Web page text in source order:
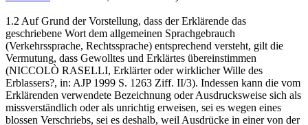
1.2 Auf Grund der Vorstellung, dass der Erklärende das
geschriebene Wort dem allgemeinen Sprachgebrauch
(Verkehrssprache, Rechtssprache) entsprechend versteht, gilt die
Vermutung, dass Gewolltes und Erklärtes übereinstimmen
(NICCOLÒ RASELLI, Erklärter oder wirklicher Wille des
Erblassers?, in: AJP 1999 S. 1263 Ziff. II/3). Indessen kann die vom
Erklärenden verwendete Bezeichnung oder Ausdrucksweise sich als
missverständlich oder als unrichtig erweisen, sei es wegen eines
blossen Verschriebs, sei es deshalb, weil Ausdrücke in einer von der